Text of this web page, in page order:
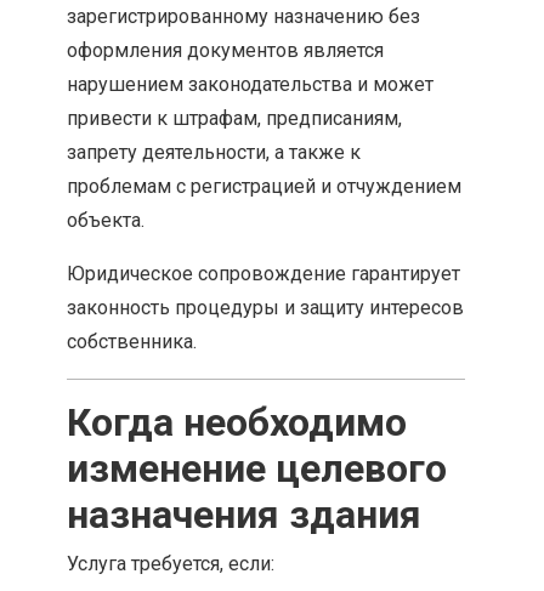
зарегистрированному назначению без
оформления документов является
нарушением законодательства и может
привести к штрафам, предписаниям,
запрету деятельности, а также к
проблемам с регистрацией и отчуждением
объекта.
Юридическое сопровождение гарантирует
законность процедуры и защиту интересов
собственника.
Когда необходимо
изменение целевого
назначения здания
Услуга требуется, если: